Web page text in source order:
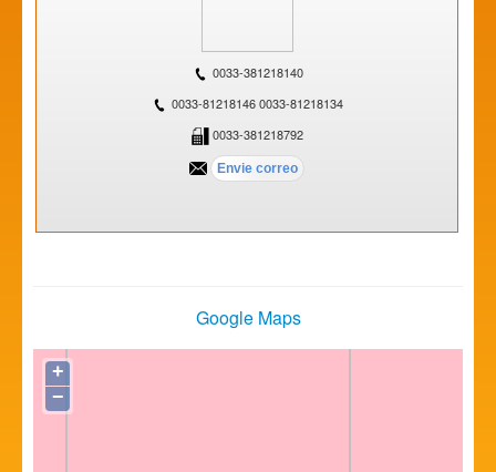
0033-381218140
0033-81218146 0033-81218134
0033-381218792
Google Maps
+
−